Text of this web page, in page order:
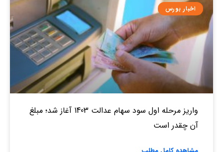
اخبار بورس
واریز مرحله اول سود سهام عدالت 1403 آغاز شد؛ مبلغ
آن چقدر است